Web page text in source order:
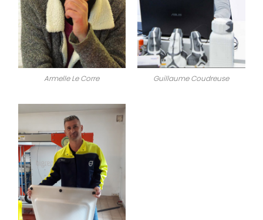
Armelle Le Corre Guillaume Coudreuse